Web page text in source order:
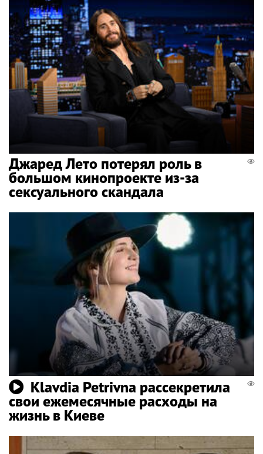
Джаред Лето потерял роль в
большом кинопроекте из-за
сексуального скандала
Klavdia Petrivna рассекретила
свои ежемесячные расходы на
жизнь в Киеве